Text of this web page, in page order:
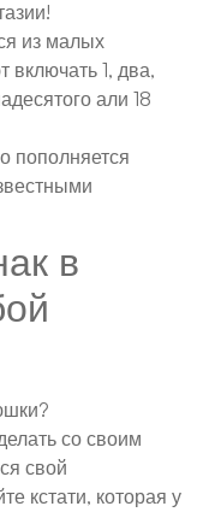
из малых
1, два,
али 18
пополняется
в
со своим
свой
кстати, которая у